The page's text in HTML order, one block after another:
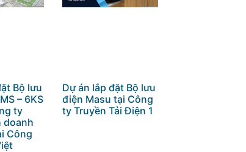
Bộ lưu
– 6KS
ty
doanh
Công
Dự án lắp đặt Bộ lưu
điện Masu tại Công
ty Truyền Tải Điện 1